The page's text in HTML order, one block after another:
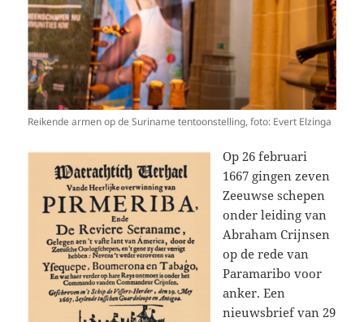
Reikende armen op de Suriname tentoonstelling, foto: Evert Elzinga
Op 26 februari
1667 gingen zeven
Zeeuwse schepen
onder leiding van
Abraham Crijnsen
op de rede van
Paramaribo voor
anker. Een
nieuwsbrief van 29